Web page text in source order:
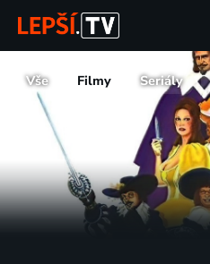
Vše Filmy Seriály